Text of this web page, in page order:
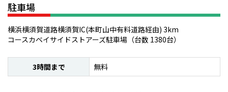
駐車場
横浜横須賀道路横須賀IC(本町山中有料道路経由) 3km
コースカベイサイドストアーズ駐車場（台数 1380台）
3時間まで 無料